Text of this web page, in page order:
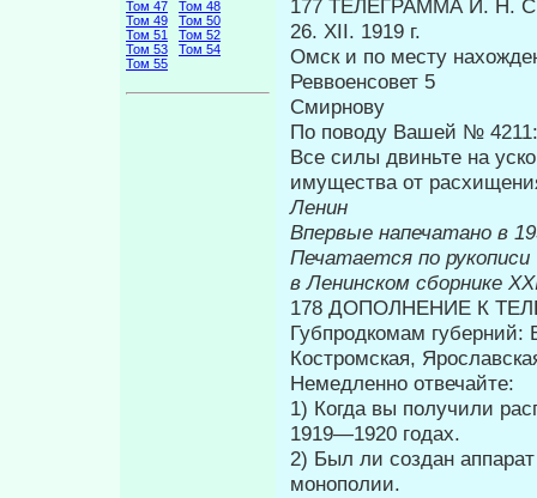
Том 47
Том 48
Том 49
Том 50
Том 51
Том 52
Том 53
Том 54
Том 55
177 ТЕЛЕГРАММА И. Н.
26. XII. 1919 г.
Омск и по месту
Реввоенсовет 5
Смирнову
По поводу Вашей № 4211:
Все силы двиньте на
имущества от
Ленин
Впервые
Печатается по рукописи
в Ленинском сборнике
178 ДОПОЛНЕНИЕ К
Губпродкомам
Костромская,
Немедленно отвечайте:
1) Когда вы получили
1919—1920 годах.
2) Был ли создан
монополии.